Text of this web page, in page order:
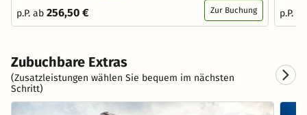
p.P. ab 256,50 € Zur Buchung
p.P.
Zubuchbare Extras
(Zusatzleistungen wählen Sie bequem im nächsten
Schritt)